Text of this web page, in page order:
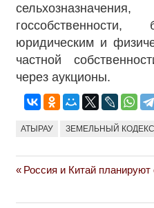
госсобственности,
юридическим и
частной
через аукционы.
АТЫРАУ ЗЕМЕЛЬНЫЙ КОДЕКС
Навигация
по
Previous
Россия и Китай